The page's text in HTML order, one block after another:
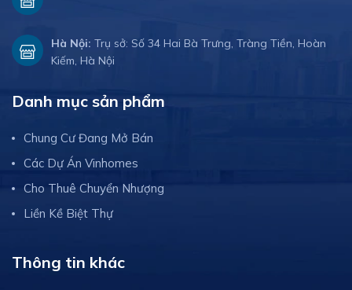
Hà Nội: Trụ sở: Số 34 Hai Bà Trưng, Tràng Tiền, Hoàn
Kiếm, Hà Nội
Danh mục sản phẩm
Chung Cư Đang Mở Bán
Các Dự Án Vinhomes
Cho Thuê Chuyển Nhượng
Liền Kề Biệt Thự
Thông tin khác